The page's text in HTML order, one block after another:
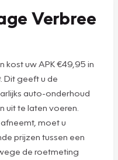
Verbree
kost uw APK €49,95 in
Dit geeft u de
auto-onderhoud
uit te laten voeren.
moet u
prijzen tussen een
de roetmeting